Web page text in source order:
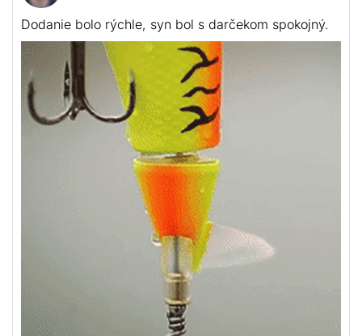
Dodanie bolo rýchle, syn bol s darčekom spokojný.